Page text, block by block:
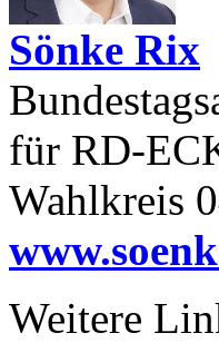
Sönke Rix
für RD-
Wahlkreis
Weitere